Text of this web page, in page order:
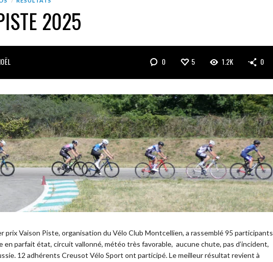
2025
0 5 1.2K 0
prix Vaison Piste, organisation du Vélo Club Montcellien, a rassemblé 95 participants
en parfait état, circuit vallonné, météo très favorable, aucune chute, pas d’incident,
12 adhérents Creusot Vélo Sport ont participé. Le meilleur résultat revient à